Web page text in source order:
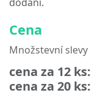
Cena
Množstevní slevy
cena za 12 ks:
cena za 20 ks: